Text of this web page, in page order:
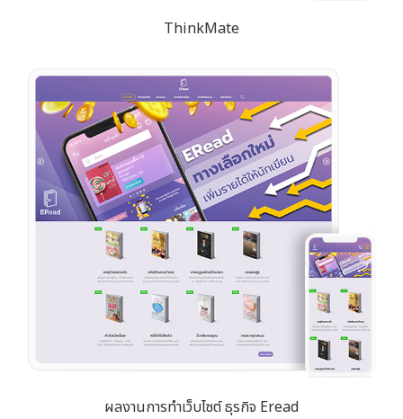
ThinkMate
ผลงานการทำเว็บไซต์ ธุรกิจ Eread